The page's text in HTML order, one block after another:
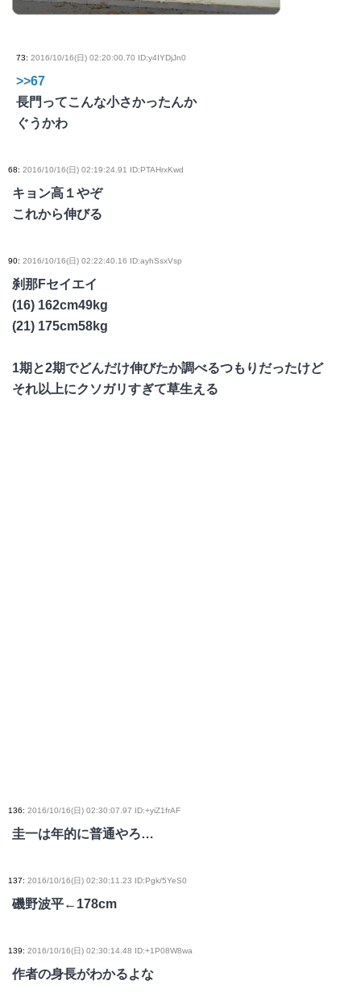
73: 2016/10/16(日) 02:20:00.70 ID:y4IYDjJn0
>>67
長門ってこんな小さかったんか
ぐうかわ
68: 2016/10/16(日) 02:19:24.91 ID:PTAHrxKwd
キョン高１やぞ
これから伸びる
90: 2016/10/16(日) 02:22:40.16 ID:ayhSsxVsp
刹那Fセイエイ
(16) 162cm49kg
(21) 175cm58kg
1期と2期でどんだけ伸びたか調べるつもりだったけど
それ以上にクソガリすぎて草生える
136: 2016/10/16(日) 02:30:07.97 ID:+yiZ1frAF
圭一は年的に普通やろ…
137: 2016/10/16(日) 02:30:11.23 ID:Pgk/5YeS0
磯野波平←178cm
139: 2016/10/16(日) 02:30:14.48 ID:+1P08W8wa
作者の身長がわかるよな